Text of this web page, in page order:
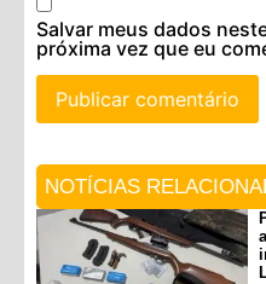
Salvar meus dados
próxima vez que eu
NOTÍCIAS